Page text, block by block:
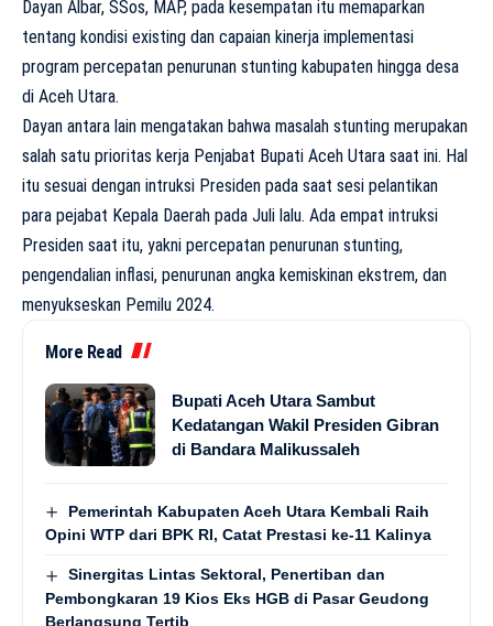
Dayan Albar, SSos, MAP, pada kesempatan itu memaparkan
tentang kondisi existing dan capaian kinerja implementasi
program percepatan penurunan stunting kabupaten hingga desa
di Aceh Utara.
Dayan antara lain mengatakan bahwa masalah stunting merupakan
salah satu prioritas kerja Penjabat Bupati Aceh Utara saat ini. Hal
itu sesuai dengan intruksi Presiden pada saat sesi pelantikan
para pejabat Kepala Daerah pada Juli lalu. Ada empat intruksi
Presiden saat itu, yakni percepatan penurunan stunting,
pengendalian inflasi, penurunan angka kemiskinan ekstrem, dan
menyukseskan Pemilu 2024.
More Read
Bupati Aceh Utara Sambut
Kedatangan Wakil Presiden Gibran
di Bandara Malikussaleh
Pemerintah Kabupaten Aceh Utara Kembali Raih
Opini WTP dari BPK RI, Catat Prestasi ke-11 Kalinya
Sinergitas Lintas Sektoral, Penertiban dan
Pembongkaran 19 Kios Eks HGB di Pasar Geudong
Berlangsung Tertib